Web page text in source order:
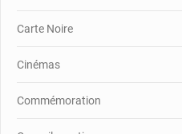
Carte Noire
Cinémas
Commémoration